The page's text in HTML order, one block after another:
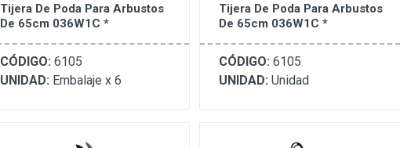
Tijera De Poda Para Arbustos
De 65cm 036W1C *
CÓDIGO: 6105
UNIDAD: Embalaje x 6
Tijera De Poda Para Arbustos
De 65cm 036W1C *
CÓDIGO: 6105
UNIDAD: Unidad